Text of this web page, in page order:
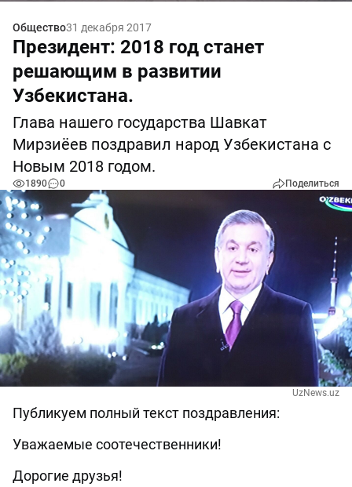
Общество31 декабря 2017
Президент: 2018 год станет
решающим в развитии
Узбекистана.
Глава нашего государства Шавкат
Мирзиёев поздравил народ Узбекистана с
Новым 2018 годом.
1890 0 Поделиться
UzNews.uz
Публикуем полный текст поздравления:
Уважаемые соотечественники!
Дорогие друзья!